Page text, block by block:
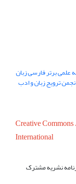
علمی برتر فارسی زبان
انجمن ترویج زبان و ادب
Creative
International
نشریه مشترک